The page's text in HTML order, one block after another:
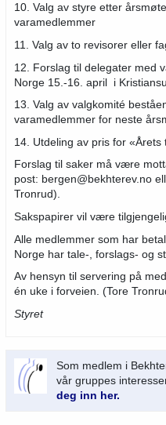
10. Valg av styre etter
varamedlemmer
11. Valg av to revisorer eller
12. Forslag til delegater med
Norge 15.-16. april i
13. Valg av valgkomité
varamedlemmer for neste
14. Utdeling av pris for «Årets
Forslag til saker må være
post: bergen@bekhterev.no
Tronrud).
Sakspapirer vil være
Alle medlemmer som har
Norge har tale-, forslags- og
Av hensyn til servering på
én uke i forveien. (Tore
Styret
Som medlem i
vår gruppes
deg inn her.